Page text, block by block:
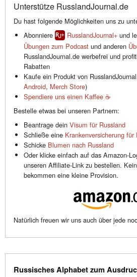
Unterstütze RusslandJournal.de
Du hast folgende Möglichkeiten uns zu
Abonniere
RusslandJournal+ und
Übungen zum Podcast und anderen
RusslandJournal.de werbefrei und
Rabatten
Kaufe ein Produkt von
Android, Merch Store)
Spendiere uns einen Kaffee ☕️
Bestelle etwas bei unseren Partnern:
Beantrage dein Visum für Russland
Schließe eine Krankenversicherung für
Schicke Blumen nach Russland
Oder klicke einfach auf das Amazon-
unseren Affiliate-Link zu bestellen.
bekommen eine kleine Provision.
Natürlich freuen wir uns auch über jede
Russisches Alphabet zum